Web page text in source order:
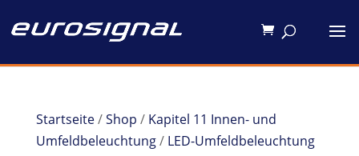
Startseite/Shop / Kapitel 11 Innen- und
Umfeldbeleuchtung/ LED-Umfeldbeleuchtung